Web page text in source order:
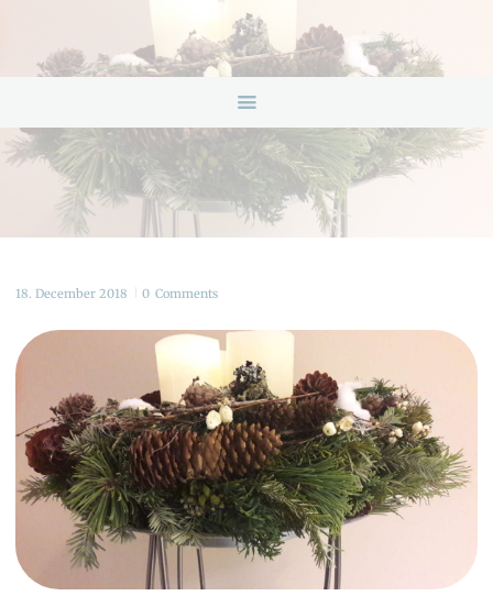
ANGEBOTE
INFOS & LINKS
NEWS
KONTAKTDATEN
18. December 2018 0 Comments